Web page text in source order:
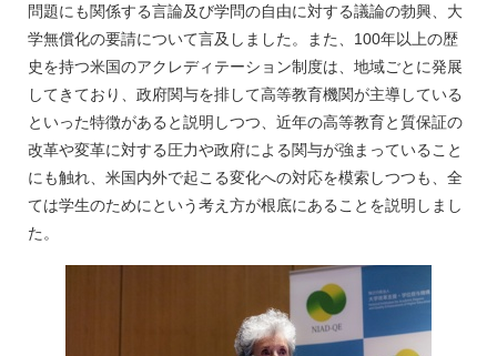
問題にも関係する言論及び学問の自由に対する議論の勃興、大
学無償化の要請について言及しました。また、100年以上の歴
史を持つ米国のアクレディテーション制度は、地域ごとに発展
してきており、政府関与を排して高等教育機関が主導している
といった特徴があると説明しつつ、近年の高等教育と質保証の
改革や変革に対する圧力や政府による関与が強まっていること
にも触れ、米国内外で起こる変化への対応を模索しつつも、全
ては学生のためにという考え方が根底にあることを説明しまし
た。